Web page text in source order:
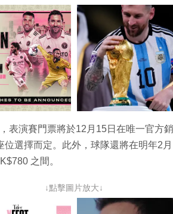
，表演賽門票將於12月15日在唯一官方
選擇而定。此外，球隊還將在明年2
之間。
↓點擊圖片放大↓